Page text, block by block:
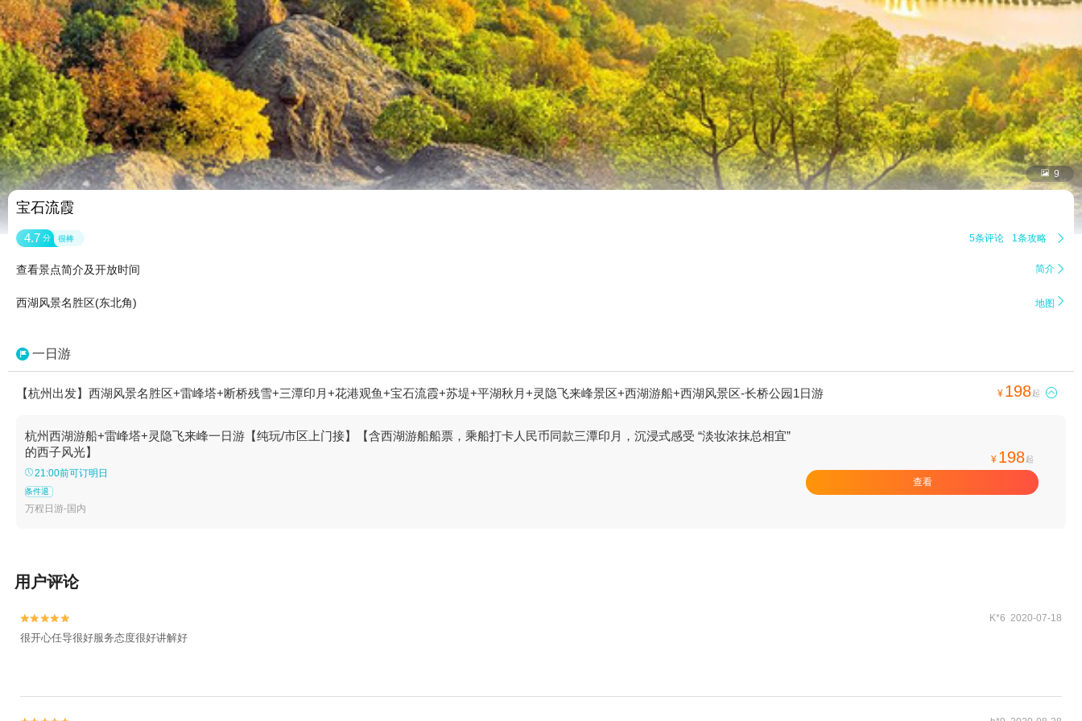
 9
宝石流霞
4.7 分 很棒 5条评论 1条攻略 
查看景点简介及开放时间 简介 
西湖风景名胜区(东北角) 地图 
一日游
【杭州出发】西湖风景名胜区+雷峰塔+断桥残雪+三潭印月+花港观鱼+宝石流霞+苏堤+平湖秋月+灵隐飞来峰景区+西湖游船+西湖风景区-长桥公园1日游 ¥ 198起 
杭州西湖游船+雷峰塔+灵隐飞来峰一日游【纯玩/市区上门接】【含西湖游船船票，乘船打卡人民币同款三潭印月，沉浸式感受 “淡妆浓抹总相宜”
的西子风光】
21:00前可订明日
条件退
万程日游-国内
¥ 198起
查看
用户评论

 K*6 2020-07-18
很开心任导很好服务态度很好讲解好